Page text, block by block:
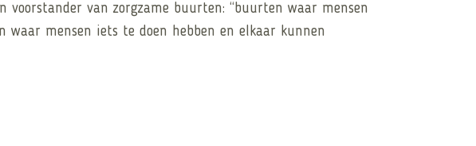
voorstander van zorgzame buurten: “buurten waar mensen
mensen iets te doen hebben en elkaar kunnen